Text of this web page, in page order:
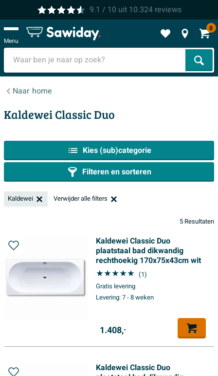
9.1 / 10 uit 10.324reviews
Menu
0
Naar home
Kaldewei Classic Duo
Kies (sub)categorie
Filteren en sorteren
Kaldewei Verwijder alle filters
5 Resultaten
Kaldewei Classic Duo
plaatstaal bad dikwandig
rechthoekig 170x75x43cm wit
(1)
Gratis levering
Levering:7 - 8 weken
1.408,-
Kaldewei Classic Duo